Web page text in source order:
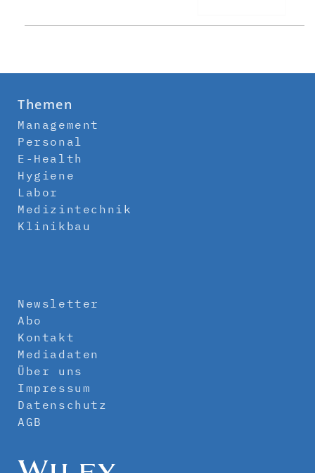
Themen
Management
Personal
E-Health
Hygiene
Labor
Medizintechnik
Klinikbau
Newsletter
Abo
Kontakt
Mediadaten
Über uns
Impressum
Datenschutz
AGB